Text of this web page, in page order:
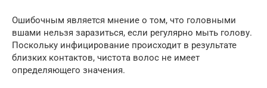
Ошибочным является мнение о том, что головными
вшами нельзя заразиться, если регулярно мыть голову.
Поскольку инфицирование происходит в результате
близких контактов, чистота волос не имеет
определяющего значения.